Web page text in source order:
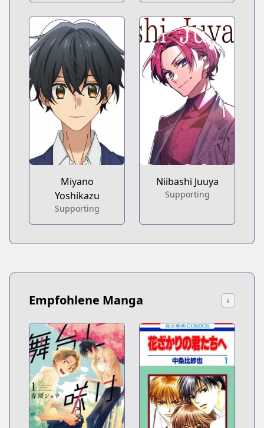
Miyano
Yoshikazu
Supporting
Niibashi Juuya
Supporting
Empfohlene Manga ↓